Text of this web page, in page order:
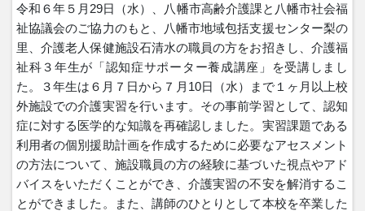
令和６年５月29日（水）、八幡市高齢介護課と八幡市社会福
祉協議会のご協力のもと、八幡市地域包括支援センター梨の
里、介護老人保健施設石清水の職員の方をお招きし、介護福
祉科３年生が「認知症サポーター養成講座」を受講しまし
た。３年生は６月７日から７月10日（水）まで１ヶ月以上校
外施設での介護実習を行います。その事前学習として、認知
症に対する医学的な知識を再確認しました。実習課題である
利用者の個別援助計画を作成するために必要なアセスメント
の方法について、施設職員の方の経験に基づいた視点やアド
バイスをいただくことができ、介護実習の不安を解消するこ
とができました。また、講師のひとりとして本校を卒業した